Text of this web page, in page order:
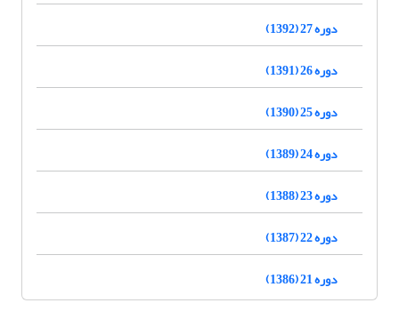
دوره 27 (1392)
دوره 26 (1391)
دوره 25 (1390)
دوره 24 (1389)
دوره 23 (1388)
دوره 22 (1387)
دوره 21 (1386)